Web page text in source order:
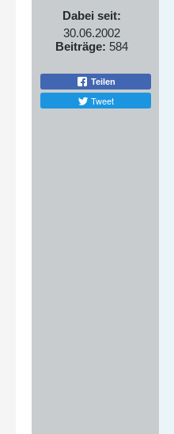
Dabei seit:
30.06.2002
Beiträge: 584
Teilen
Tweet